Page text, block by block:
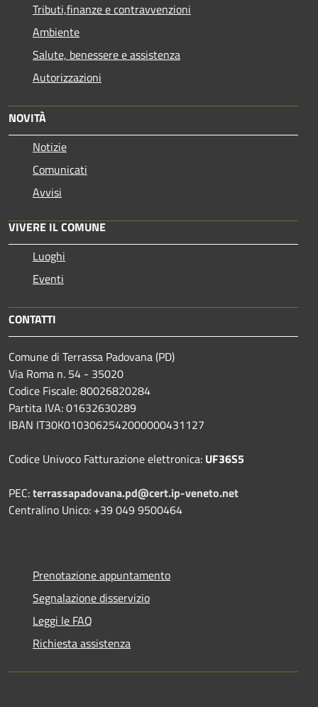
Tributi,finanze e contravvenzioni
Ambiente
Salute, benessere e assistenza
Autorizzazioni
NOVITÀ
Notizie
Comunicati
Avvisi
VIVERE IL COMUNE
Luoghi
Eventi
CONTATTI
Comune di Terrassa Padovana (PD)
Via Roma n. 54 - 35020
Codice Fiscale: 80026820284
Partita IVA: 01632630289
IBAN IT30K0103062542000000431127
Codice Univoco Fatturazione elettronica: UF36S5
PEC:terrassapadovana.pd@cert.ip-veneto.net
Centralino Unico: +39 049 9500464
Prenotazione appuntamento
Segnalazione disservizio
Leggi le FAQ
Richiesta assistenza